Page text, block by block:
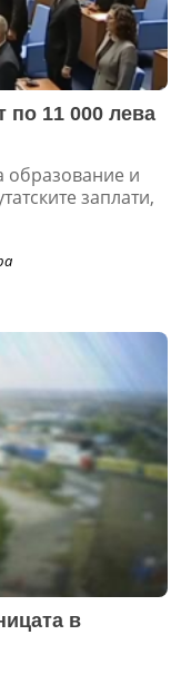
по 11 000 лева
образование и
заплати,
в